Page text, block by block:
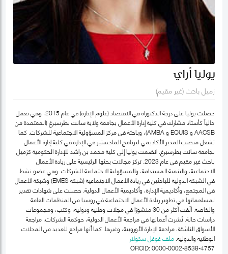
يوليا أراي
زميل باحث (غير مقيم)
حصلت يوليا على درجة الدكتوراه في الاقتصاد (علوم الإدارة) في عام 2015، وهي تعمل
حالياً كأستاذ مشارك في كلية إدارة الأعمال بجامعة ولاية سانت بطرسبرغ (المعتمدة من
AACSB و EQUIS و AMBA)، وباحثة في مركز المسؤولية الاجتماعية للشركات. كما
تشغل منصب المدير الأكاديمي لبرنامج الماجستير في الإدارة في كلية إدارة الأعمال
بجامعة سانت بطرسبرغ. انضمت يوليا إلى كلية محمد بن راشد للإدارة الحكومية كزميل
باحث غير مقيم في عام 2023. تركز مجالات بحثها الرئيسية على ريادة الأعمال
الاجتماعية، والتنمية المستدامة، والمسؤولية الاجتماعية للشركات. وهي عضو نشط
في الشبكة الدولية للباحثين في ريادة الأعمال الاجتماعية (شبكة EMES) وشبكة الأعمال
في المجتمع، وأكاديمية الإدارة، وأكاديمية الأعمال الدولية. حصلت على شهادات تقدير
لمساهماتها في تطوير ريادة الأعمال الاجتماعية في روسيا من المنظمات العامة
والخاصة. ألّفت أكثر من 30 منشورًا في مجلات وطنية ودولية، وكتب، ومجموعات
دراسات حالة. نُشرت أعمالها في مراجعة الأعمال الدولية، حوكمة الشركات، مراجعة
الأسواق الناشئة، مراجعة الإدارة الأوروبية، وغيرها. كما أنها مراجع للعديد من المجلات
الوطنية والدولية.ملف غوغل سكولار
ORCID: 0000-0002-8538-4757